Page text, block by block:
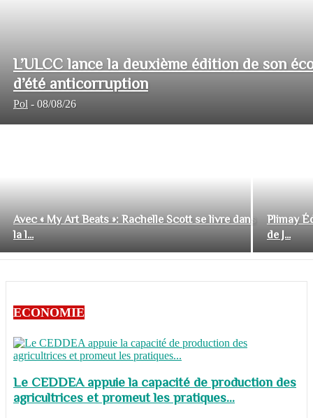
L’ULCC lance la deuxième édition de son
d’été anticorruption
Pol - 08/08/26
Avec « My Art Beats »: Rachelle Scott se livre dans
la l...
Plimay
de J...
ECONOMIE
Le CEDDEA appuie la capacité de production des
agricultrices et promeut les pratiques...